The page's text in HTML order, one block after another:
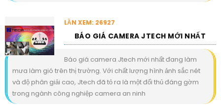
LẦN XEM: 26927
BÁO GIÁ CAMERA JTECH MỚI NHẤT
Báo giá camera Jtech mới nhất đang làm
mưa làm gió trên thị trường. Với chất lượng hình ảnh sắc nét
và độ phân giải cao, Jtech đã tỏ ra là một đối thủ đáng gờm
trong ngành công nghiệp camera an ninh